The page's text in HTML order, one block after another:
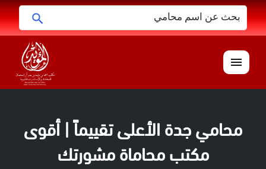
البحث
عن:
القائمة
محامي جدة الأعلى تقييماً | أقوى
مكتب محاماة مشورتك